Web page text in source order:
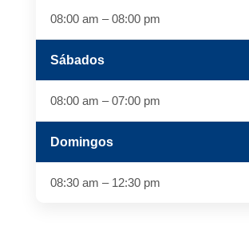
08:00 am – 08:00 pm
Sábados
08:00 am – 07:00 pm
Domingos
08:30 am – 12:30 pm